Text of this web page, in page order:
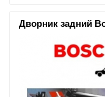
Дворник задний